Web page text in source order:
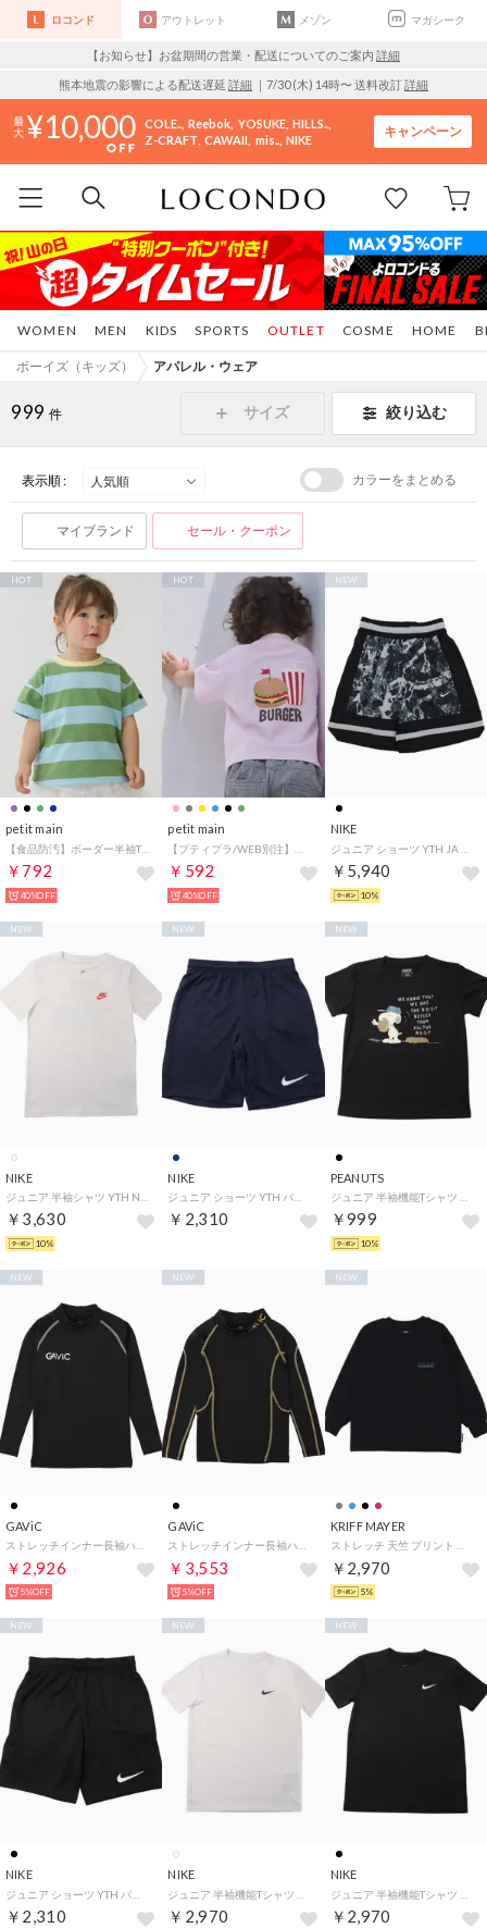
ロコンド アウトレット メゾン マガシーク
【お知らせ】お盆期間の営業・配送についてのご案内 詳細
熊本地震の影響による配送遅延 詳細 ｜7/30 (木) 14時〜 送料改訂詳細
10,000 COLE.. Reebok YOSUKE HILLS..
Z-CRAFT CAWAII mis.. NIKE
キャンペーン
WOMEN MEN KIDS SPORTS COSME HOME
OUTLET
ボーイズ（キッズ） アパレル・ウェア
999 件 サイズ 絞り込む
表示順 : カラーをまとめる
マイブランド セール・クーポン
petit main
￥792
HOT
40%OFF
petit main
￥592
HOT
40%OFF
NIKE
￥5,940
NEW
10%
NIKE
￥3,630
NEW
10%
NIKE
￥2,310
NEW
PEANUTS
￥999
NEW
10%
GAViC
￥2,926
NEW
5%OFF
GAViC
￥3,553
NEW
5%OFF
KRIFF MAYER
￥2,970
NEW
5%
NIKE
￥2,310
NEW
NIKE
￥2,970
NEW
NIKE
￥2,970
NEW